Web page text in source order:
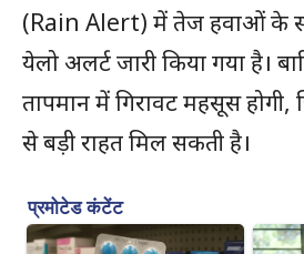
(Rain Alert) में तेज हवाओं के
येलो अलर्ट जारी किया गया है।
तापमान में गिरावट महसूस होगी,
से बड़ी राहत मिल सकती है।